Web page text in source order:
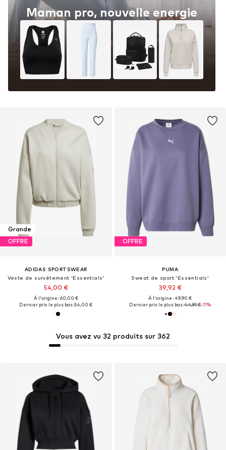
Grande
OFFRE
ADIDAS SPORTSWEAR
Veste de survêtement 'Essentials'
54,00 €
À l'origine : 60,00 €
Dernier prix le plus bas :54,00 €
OFFRE
PUMA
Sweat de sport 'Essentials'
39,92 €
À l'origine : 49,90 €
Dernier prix le plus bas :44,91 €-11%
Maman pro, nouvelle energie
Vous avez vu 32 produits sur 362